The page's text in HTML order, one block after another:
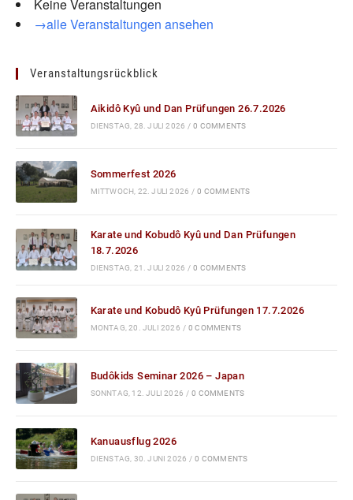
Keine Veranstaltungen
→alle Veranstaltungen ansehen
Veranstaltungsrückblick
Aikidô Kyû und Dan Prüfungen 26.7.2026
DIENSTAG, 28. JULI 2026 / 0 COMMENTS
Sommerfest 2026
MITTWOCH, 22. JULI 2026 / 0 COMMENTS
Karate und Kobudô Kyû und Dan Prüfungen
18.7.2026
DIENSTAG, 21. JULI 2026 / 0 COMMENTS
Karate und Kobudô Kyû Prüfungen 17.7.2026
MONTAG, 20. JULI 2026 / 0 COMMENTS
Budôkids Seminar 2026 – Japan
SONNTAG, 12. JULI 2026 / 0 COMMENTS
Kanuausflug 2026
DIENSTAG, 30. JUNI 2026 / 0 COMMENTS